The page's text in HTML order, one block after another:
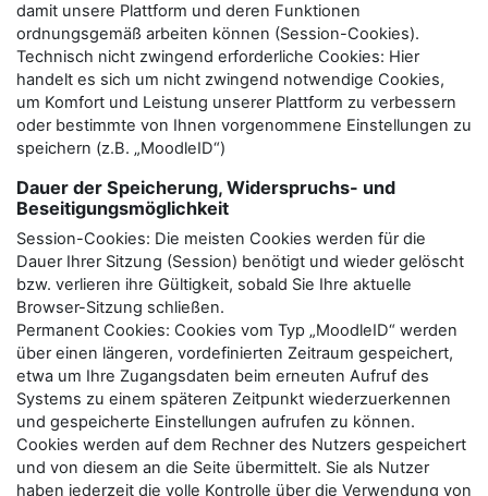
damit unsere Plattform und deren Funktionen
ordnungsgemäß arbeiten können (Session-Cookies).
Technisch nicht zwingend erforderliche Cookies: Hier
handelt es sich um nicht zwingend notwendige Cookies,
um Komfort und Leistung unserer Plattform zu verbessern
oder bestimmte von Ihnen vorgenommene Einstellungen zu
speichern (z.B. „MoodleID“)
Dauer der Speicherung, Widerspruchs- und
Beseitigungsmöglichkeit
Session-Cookies: Die meisten Cookies werden für die
Dauer Ihrer Sitzung (Session) benötigt und wieder gelöscht
bzw. verlieren ihre Gültigkeit, sobald Sie Ihre aktuelle
Browser-Sitzung schließen.
Permanent Cookies: Cookies vom Typ „MoodleID“ werden
über einen längeren, vordefinierten Zeitraum gespeichert,
etwa um Ihre Zugangsdaten beim erneuten Aufruf des
Systems zu einem späteren Zeitpunkt wiederzuerkennen
und gespeicherte Einstellungen aufrufen zu können.
Cookies werden auf dem Rechner des Nutzers gespeichert
und von diesem an die Seite übermittelt. Sie als Nutzer
haben jederzeit die volle Kontrolle über die Verwendung von